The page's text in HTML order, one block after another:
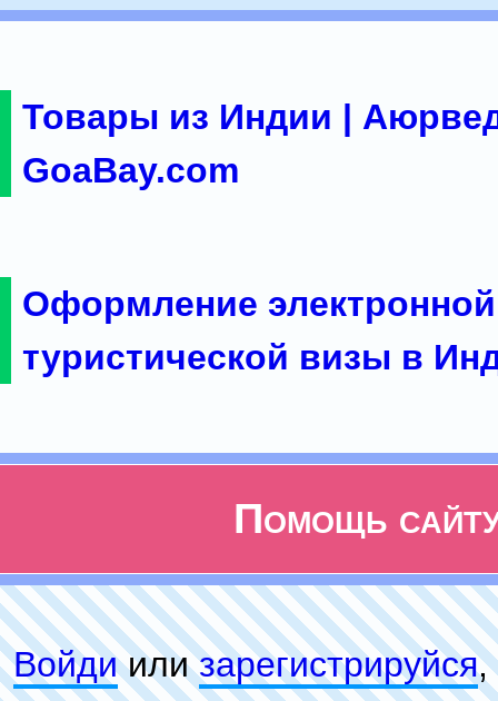
Товары из Индии |
GoaBay.com
Оформление электронной
туристической визы в
Помощь
Войдиилизарeгиcтpируйся,